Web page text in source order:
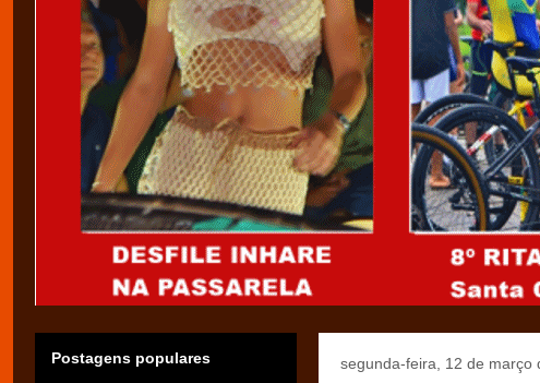
segunda-feira, 12 de março
Postagens populares